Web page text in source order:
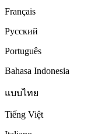
Français
Русский
Português
Bahasa Indonesia
แบบไทย
Tiếng Việt